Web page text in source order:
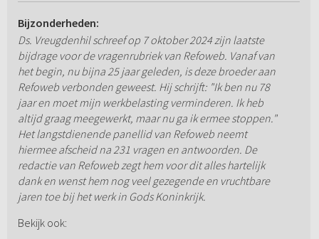
Bijzonderheden:
Ds. Vreugdenhil schreef op 7 oktober 2024 zijn laatste
bijdrage voor de vragenrubriek van Refoweb. Vanaf van
het begin, nu bijna 25 jaar geleden, is deze broeder aan
Refoweb verbonden geweest. Hij schrijft: "Ik ben nu 78
jaar en moet mijn werkbelasting verminderen. Ik heb
altijd graag meegewerkt, maar nu ga ik ermee stoppen."
Het langstdienende panellid van Refoweb neemt
hiermee afscheid na 231 vragen en antwoorden. De
redactie van Refoweb zegt hem voor dit alles hartelijk
dank en wenst hem nog veel gezegende en vruchtbare
jaren toe bij het werk in Gods Koninkrijk.
Bekijk ook: